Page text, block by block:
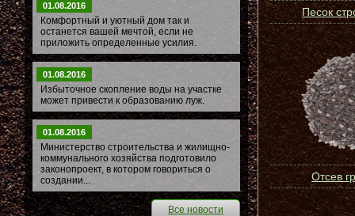
Песок
Отсев
01.08.2016
Комфортный и уютный дом так и
останется вашей мечтой, если не
приложить определенные усилия.
01.08.2016
Избыточное скопление воды на участке
может привести к образованию луж.
01.08.2016
Министерство строительства и жилищно-
коммунального хозяйства подготовило
законопроект, в котором говориться о
создании...
Все новости